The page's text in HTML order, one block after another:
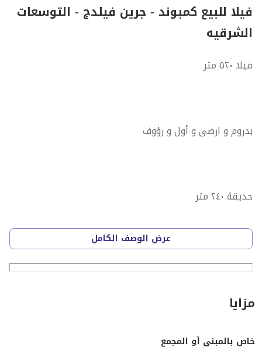
فيلا للبيع كمبوند - جرين فيلدج - التوسعات
الشرقيه
فيلا ٥٢٠ متر
بدروم و ارضى و أول و رؤوف
حديقة ٢٤٠ متر
الأرض 393 متر
عرض الوصف الكامل
مزايا
خاص بالمبنى أو المجمع